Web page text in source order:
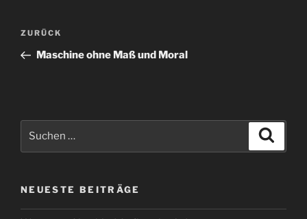
Beitragsnavigation
Vorheriger
Beitrag
ZURÜCK
Maschine ohne Maß und Moral
NEUESTE BEITRÄGE